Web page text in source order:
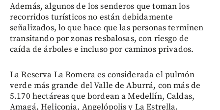
Además, algunos de los senderos que toman los
recorridos turísticos no están debidamente
señalizados, lo que hace que las personas terminen
transitando por zonas resbalosas, con riesgo de
caída de árboles e incluso por caminos privados.
La Reserva La Romera es considerada el pulmón
verde más grande del Valle de Aburrá, con más de
5.170 hectáreas que bordean a Medellín, Caldas,
Amagá, Heliconia, Angelópolis y La Estrella.